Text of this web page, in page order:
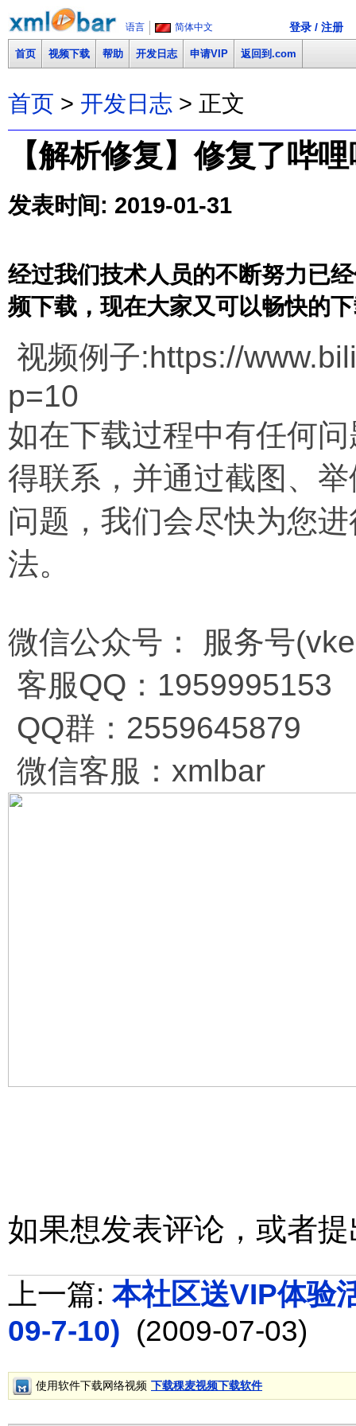
语言 简体中文 登录 / 注册
首页 视频下载 帮助 开发日志 申请VIP 返回到.com
首页 > 开发日志 > 正文
【解析修复】修复了哔
发表时间: 2019-01-31
经过我们技术人员的不断努力已
频下载，现在大家又可以畅快的
视频例子:https://
p=10
如在下载过程中有任何
得联系，并通过截图、
问题，我们会尽快为您
法。
微信公众号： 服务号
客服QQ：1959995153
QQ群：2559645879
微信客服：xmlbar
如果想发表评论，或者
上一篇: 本社区送VIP体验
09-7-10) (2009-07-03)
使用软件下载网络视频 下载稞麦视频下载软件